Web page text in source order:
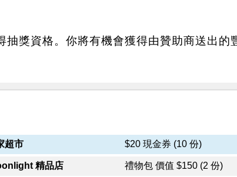
抽獎資格。你將有機會獲得由贊助商送出
超市 $20 現金券 (10 份)
精品店 禮物包 價值 $150 (2 份)